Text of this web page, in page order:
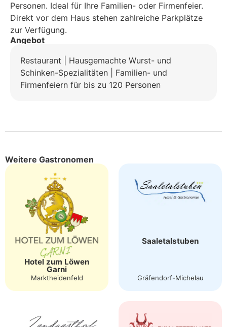
Personen. Ideal für Ihre Familien- oder Firmenfeier.
Direkt vor dem Haus stehen zahlreiche Parkplätze
zur Verfügung.
Angebot
Restaurant | Hausgemachte Wurst- und
Schinken-Spezialitäten | Familien- und
Firmenfeiern für bis zu 120 Personen
Weitere Gastronomen
Hotel zum Löwen
Garni
Marktheidenfeld
Saaletalstuben
Gräfendorf-Michelau